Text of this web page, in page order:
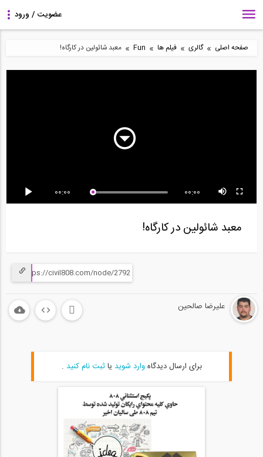
صفحه اصلی » گالری » فیلم ها »
Fun
» معبد شائولین در کارگاه!
اخذ وام از بانک در زمان
انسان های دومیه...
قسمت برای راحتیشون...
از محاسبات...
00:00 00:00
معبد شائولین در کارگاه!
علیرضا صالحین
برای ارسال دیدگاهوارد شوید یاثبت نام کنید .